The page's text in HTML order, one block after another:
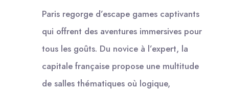
Paris regorge d’escape games captivants
qui offrent des aventures immersives pour
tous les goûts. Du novice à l’expert, la
capitale française propose une multitude
de salles thématiques où logique,